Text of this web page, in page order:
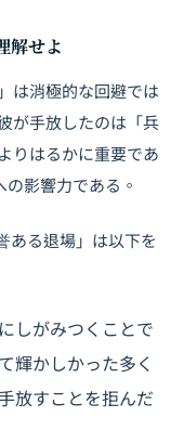
解せよ
は消極的な回避では
が手放したのは「兵
りはるかに重要であ
影響力である。
ある退場」は以下を
しがみつくことで
輝かしかった多く
放すことを拒んだ